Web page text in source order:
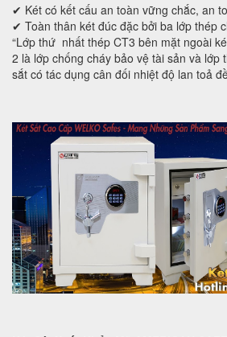
✔ Két có kết cấu an toàn vững chắc, an
✔ Toàn thân két đúc đặc bởi ba lớp thép
“Lớp thứ nhất thép CT3 bên mặt ngoài
2 là lớp chống cháy bảo vệ tài sản và lớp
sắt có tác dụng cân đối nhiệt độ lan toả